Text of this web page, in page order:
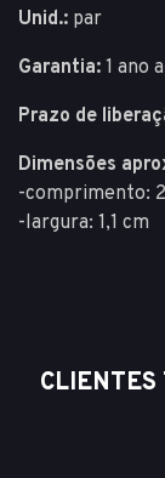
Unid.: par
Garantia: 1 ano
Prazo de
Dimensões
-comprimento:
-largura: 1,1 cm